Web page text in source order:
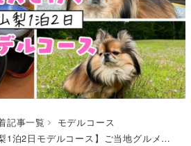
記事一覧
モデルコース
地グルメからお参りまで！浅間茶屋～北口本宮冨士浅間神社～フォレストヴィレッジ